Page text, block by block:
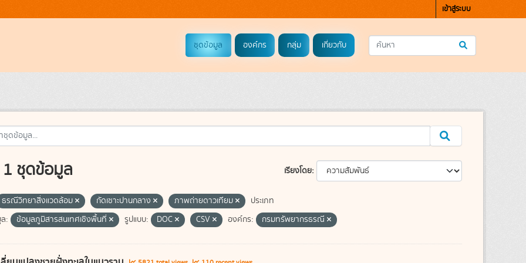
เข้าสู่ระบบ
ชุดข้อมูล องค์กร กลุ่ม เกี่ยวกับ
เรียงโดย
ชุดข้อมูล
ธรณีวิทยาสิ่งแวดล้อม กัดเซาะปานกลาง ภาพถ่ายดาวเทียม
ประเภท
:
ข้อมูลภูมิสารสนเทศเชิงพื้นที่ รูปแบบ: DOC CSV องค์กร: กรมทรัพยากรธรณี